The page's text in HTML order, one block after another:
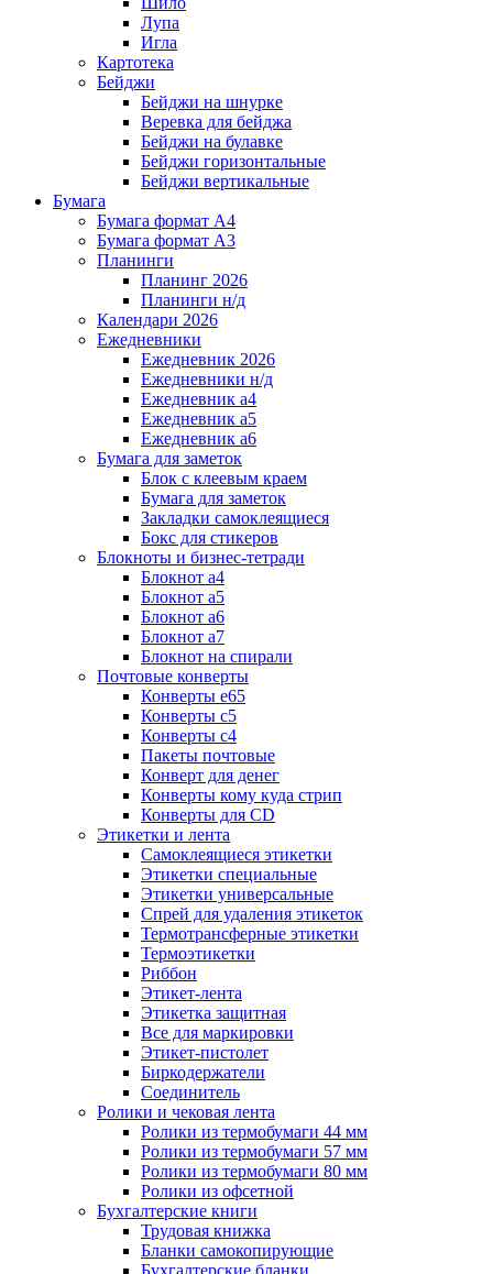
Лупа
Игла
Картотека
Бейджи
Бейджи на шнурке
Веревка для бейджа
Бейджи на булавке
Бейджи горизонтальные
Бейджи вертикальные
Бумага
Бумага формат А4
Бумага формат А3
Планинги
Планинг 2026
Планинги н/д
Календари 2026
Ежедневники
Ежедневник 2026
Ежедневники н/д
Ежедневник а4
Ежедневник а5
Ежедневник а6
Бумага для заметок
Блок с клеевым краем
Бумага для заметок
Закладки самоклеящиеся
Бокс для стикеров
Блокноты и бизнес-тетради
Блокнот а4
Блокнот а5
Блокнот а6
Блокнот а7
Блокнот на спирали
Почтовые конверты
Конверты е65
Конверты с5
Конверты с4
Пакеты почтовые
Конверт для денег
Конверты кому куда стрип
Конверты для CD
Этикетки и лента
Самоклеящиеся этикетки
Этикетки специальные
Этикетки универсальные
Спрей для удаления этикеток
Термотрансферные этикетки
Термоэтикетки
Риббон
Этикет-лента
Этикетка защитная
Все для маркировки
Этикет-пистолет
Биркодержатели
Соединитель
Ролики и чековая лента
Ролики из термобумаги 44 мм
Ролики из термобумаги 57 мм
Ролики из термобумаги 80 мм
Ролики из офсетной
Бухгалтерские книги
Трудовая книжка
Бланки самокопирующие
Бухгалтерские бланки